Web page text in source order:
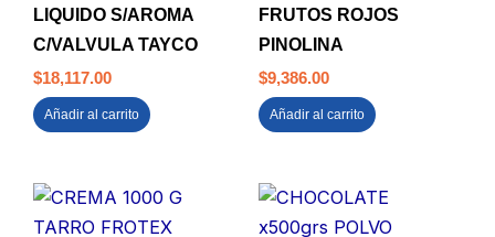
LIQUIDO S/AROMA
C/VALVULA TAYCO
$18,117.00
Añadir al carrito
FRUTOS ROJOS
PINOLINA
$9,386.00
Añadir al carrito